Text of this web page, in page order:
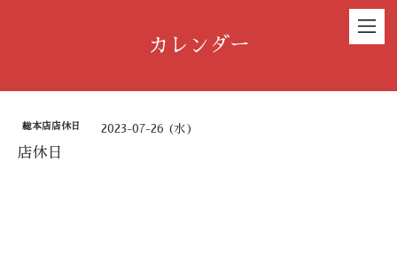
カレンダー
総本店店休日 2023-07-26 (水)
店休日